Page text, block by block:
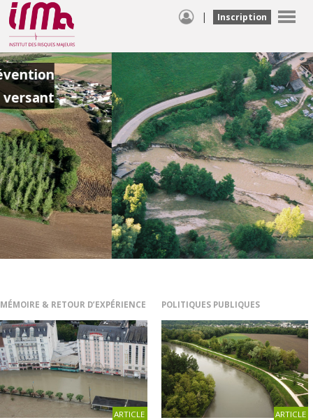
| Inscription
Les inondations dans le Val d'Ainan le
6 juin 2002 - Ça n'arrive pas qu'aux
autres #6
VOIR LE FILM
MÉMOIRE & RETOUR D’EXPÉRIENCE
ARTICLE
POLITIQUES PUBLIQUES
ARTICLE